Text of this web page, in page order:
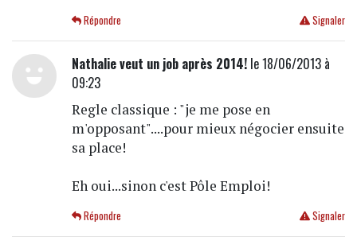
Signaler
Répondre
Nathalie veut un job après 2014!le 18/06/2013 à
09:23
Regle classique : "je me pose en
m'opposant"....pour mieux négocier ensuite
sa place!
Eh oui...sinon c'est Pôle Emploi!
Signaler
Répondre